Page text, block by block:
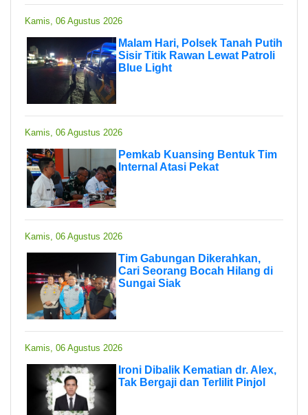
Kamis, 06 Agustus 2026
Malam Hari, Polsek Tanah Putih
Sisir Titik Rawan Lewat Patroli
Blue Light
Kamis, 06 Agustus 2026
Pemkab Kuansing Bentuk Tim
Internal Atasi Pekat
Kamis, 06 Agustus 2026
Tim Gabungan Dikerahkan,
Cari Seorang Bocah Hilang di
Sungai Siak
Kamis, 06 Agustus 2026
Ironi Dibalik Kematian dr. Alex,
Tak Bergaji dan Terlilit Pinjol